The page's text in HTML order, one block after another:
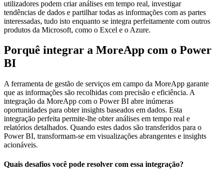
utilizadores podem criar análises em tempo real, investigar
tendências de dados e partilhar todas as informações com as partes
interessadas, tudo isto enquanto se integra perfeitamente com outros
produtos da Microsoft, como o Excel e o Azure.
Porquê integrar a MoreApp com o Power
BI
A ferramenta de gestão de serviços em campo da MoreApp garante
que as informações são recolhidas com precisão e eficiência. A
integração da MoreApp com o Power BI abre inúmeras
oportunidades para obter insights baseados em dados. Esta
integração perfeita permite-lhe obter análises em tempo real e
relatórios detalhados. Quando estes dados são transferidos para o
Power BI, transformam-se em visualizações abrangentes e insights
acionáveis.
Quais desafios você pode resolver com essa integração?